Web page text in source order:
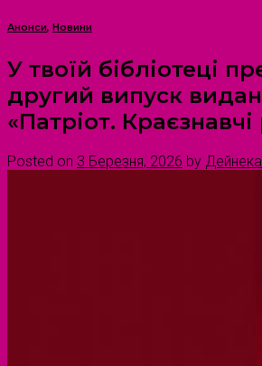
Анонси, Новини
У твоїй бібліотеці
другий випуск
«Патріот. Краєзнавчі
Posted on 3 Березня, 2026 by